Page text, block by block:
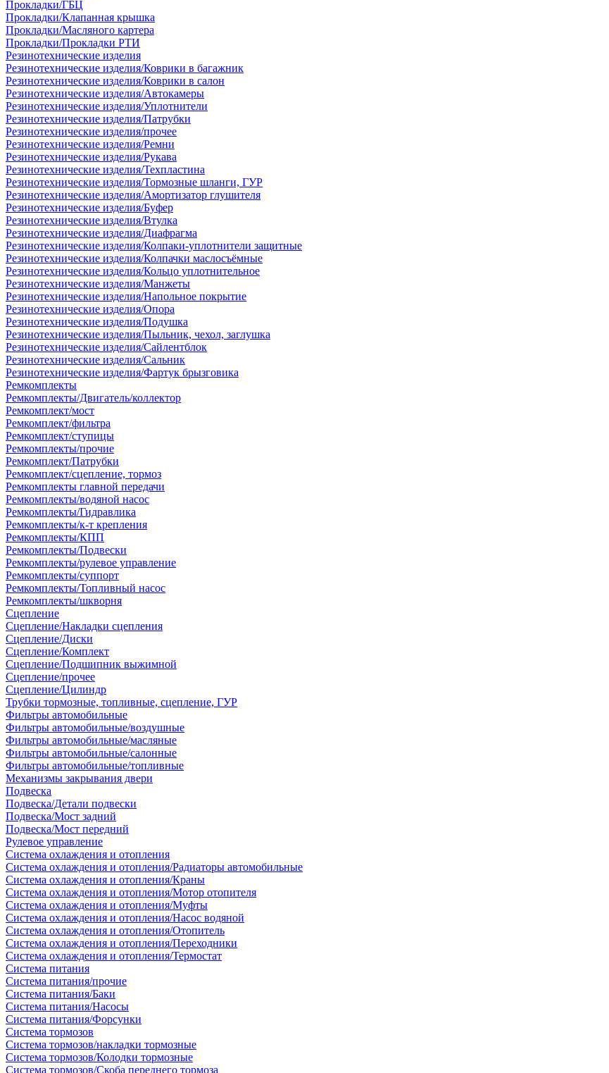
Прокладки/ГБЦ
Прокладки/Клапанная крышка
Прокладки/Масляного картера
Прокладки/Прокладки РТИ
Резинотехнические изделия
Резинотехнические изделия/Коврики в багажник
Резинотехнические изделия/Коврики в салон
Резинотехнические изделия/Автокамеры
Резинотехнические изделия/Уплотнители
Резинотехнические изделия/Патрубки
Резинотехнические изделия/прочее
Резинотехнические изделия/Ремни
Резинотехнические изделия/Рукава
Резинотехнические изделия/Техпластина
Резинотехнические изделия/Тормозные шланги, ГУР
Резинотехнические изделия/Амортизатор глушителя
Резинотехнические изделия/Буфер
Резинотехнические изделия/Втулка
Резинотехнические изделия/Диафрагма
Резинотехнические изделия/Колпаки-уплотнители защитные
Резинотехнические изделия/Колпачки маслосъёмные
Резинотехнические изделия/Кольцо уплотнительное
Резинотехнические изделия/Манжеты
Резинотехнические изделия/Напольное покрытие
Резинотехнические изделия/Опора
Резинотехнические изделия/Подушка
Резинотехнические изделия/Пыльник, чехол, заглушка
Резинотехнические изделия/Сайлентблок
Резинотехнические изделия/Сальник
Резинотехнические изделия/Фартук брызговика
Ремкомплекты
Ремкомплекты/Двигатель/коллектор
Ремкомплект/мост
Ремкомплект/фильтра
Ремкомплект/ступицы
Ремкомплекты/прочие
Ремкомплект/Патрубки
Ремкомплект/сцепление, тормоз
Ремкомплекты главной передачи
Ремкомплекты/водяной насос
Ремкомплекты/Гидравлика
Ремкомплекты/к-т крепления
Ремкомплекты/КПП
Ремкомплекты/Подвески
Ремкомплекты/рулевое управление
Ремкомплекты/суппорт
Ремкомплекты/Топливный насос
Ремкомплекты/шкворня
Сцепление
Сцепление/Накладки сцепления
Сцепление/Диски
Сцепление/Комплект
Сцепление/Подшипник выжимной
Сцепление/прочее
Сцепление/Цилиндр
Трубки тормозные, топливные, сцепление, ГУР
Фильтры автомобильные
Фильтры автомобильные/воздушные
Фильтры автомобильные/масляные
Фильтры автомобильные/салонные
Фильтры автомобильные/топливные
Механизмы закрывания двери
Подвеска
Подвеска/Детали подвески
Подвеска/Мост задний
Подвеска/Мост передний
Рулевое управление
Система охлаждения и отопления
Система охлаждения и отопления/Радиаторы автомобильные
Система охлаждения и отопления/Краны
Система охлаждения и отопления/Мотор отопителя
Система охлаждения и отопления/Муфты
Система охлаждения и отопления/Насос водяной
Система охлаждения и отопления/Отопитель
Система охлаждения и отопления/Переходники
Система охлаждения и отопления/Термостат
Система питания
Система питания/прочие
Система питания/Баки
Система питания/Насосы
Система питания/Форсунки
Система тормозов
Система тормозов/накладки тормозные
Система тормозов/Колодки тормозные
Система тормозов/Скоба переднего тормоза